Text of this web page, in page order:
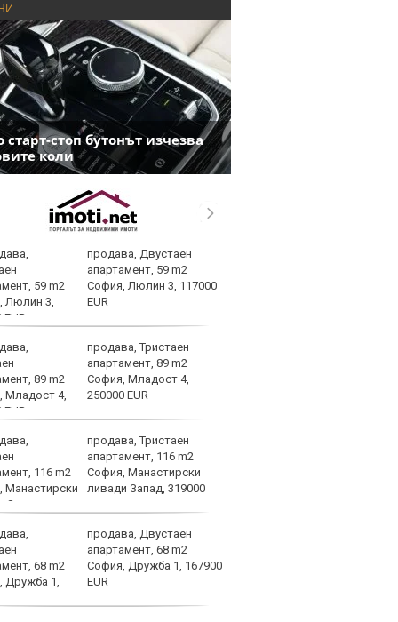
стоп бутонът изчезва
коли
продава, Двустаен
апартамент, 59 m2
София, Люлин 3, 117000
EUR
продава, Тристаен
апартамент, 89 m2
София, Младост 4,
250000 EUR
продава, Тристаен
апартамент, 116 m2
София, Манастирски
ливади Запад, 319000
продава, Двустаен
апартамент, 68 m2
София, Дружба 1, 167900
EUR